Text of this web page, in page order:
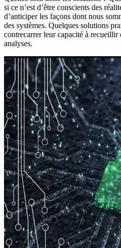
si ce n’est d’être conscients des
d’anticiper les façons dont nous
des systèmes. Quelques solutions
contrecarrer leur capacité à recueillir
analyses.